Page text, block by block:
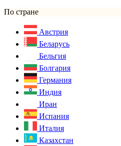
По стране
Австрия
Беларусь
Бельгия
Болгария
Германия
Индия
Иран
Испания
Италия
Казахстан